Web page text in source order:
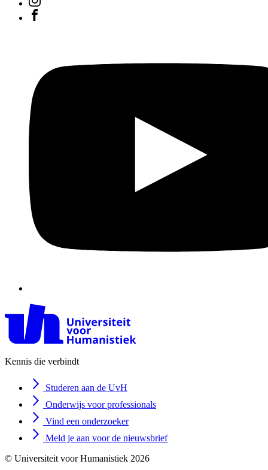
Kennis die verbindt
Studeren aan de UvH
Onderwijs voor professionals
Vind een onderzoeker
Meld je aan voor de nieuwsbrief
© Universiteit voor Humanistiek 2026